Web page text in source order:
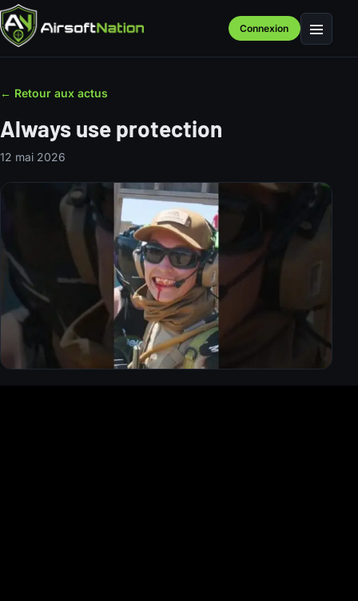
Connexion Menu
← Retour aux actus
Always use protection
12 mai 2026